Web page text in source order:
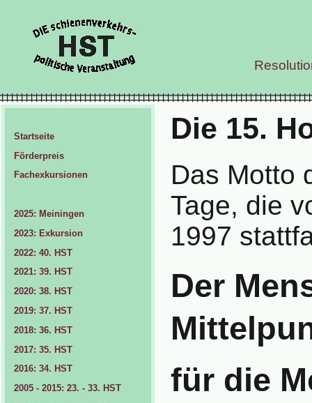
Die 15.
Das Motto
Tage, die
1997
Der
für die
Startseite
Förderpreis
Fachexkursionen
2025: Meiningen
2023: Exkursion
2022: 40. HST
2021: 39. HST
2020: 38. HST
2019: 37. HST
2018: 36. HST
2017: 35. HST
2016: 34. HST
2005 - 2015: 23. - 33. HST